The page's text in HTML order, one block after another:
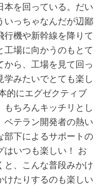
本を回っている。だい
いっちゃなんだが辺鄙
行機や新幹線を降りて
工場に向かうのもとて
から、工場を見て回っ
みたいでとても楽し
的にエグゼクティブ
もちろんキッチリとし
ベテラン開発者の熱い
部下によるサポートの
はいつも楽しい！ お
と、こんな普段みかけ
けたりするのも楽しい